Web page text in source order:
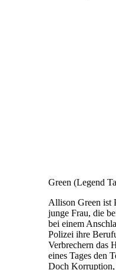
Green (Legend
Allison Green ist
junge Frau, die
bei einem
Polizei ihre
Verbrechern das
eines Tages den
Doch